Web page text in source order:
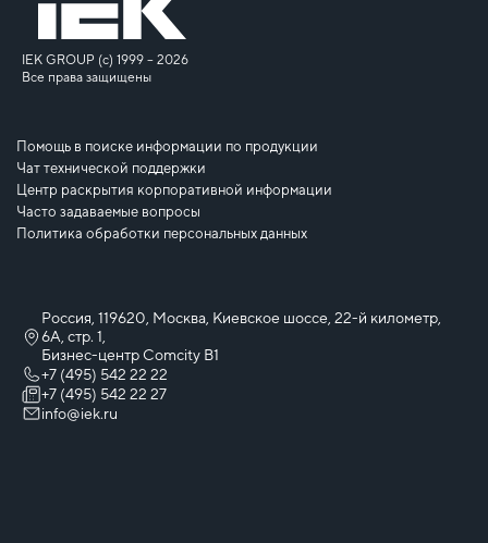
IEK GROUP (c) 1999 – 2026
Все права защищены
Помощь в поиске информации по продукции
Чат технической поддержки
Центр раскрытия корпоративной информации
Часто задаваемые вопросы
Политика обработки персональных данных
Россия, 119620, Москва, Киевское шоссе, 22-й километр,
6А, стр. 1,
Бизнес-центр Comcity B1
+7 (495) 542 22 22
+7 (495) 542 22 27
info@iek.ru